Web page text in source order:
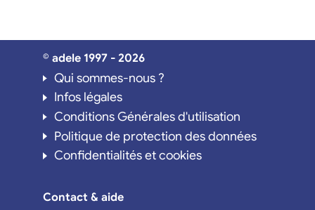
© adele 1997 - 2026
Qui sommes-nous ?
Infos légales
Conditions Générales d'utilisation
Politique de protection des données
Confidentialités et cookies
Contact & aide